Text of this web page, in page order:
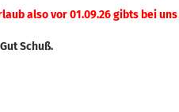
also vor 01.09.26 gibts bei
Gut Schuß.